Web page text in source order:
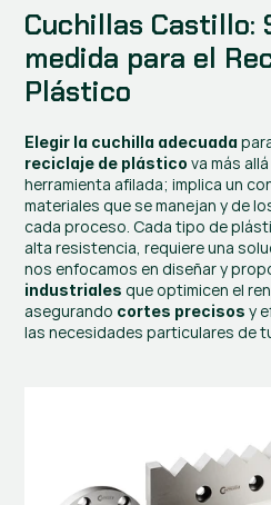
Cuchillas Castillo:
medida para el
Plástico
Elegir la cuchilla adecuada
reciclaje de plástico va más
herramienta afilada; implica un
materiales que se manejan y de
cada proceso. Cada tipo de
alta resistencia, requiere una
nos enfocamos en diseñar y
industriales que optimicen el
asegurando cortes precisos y
las necesidades particulares de